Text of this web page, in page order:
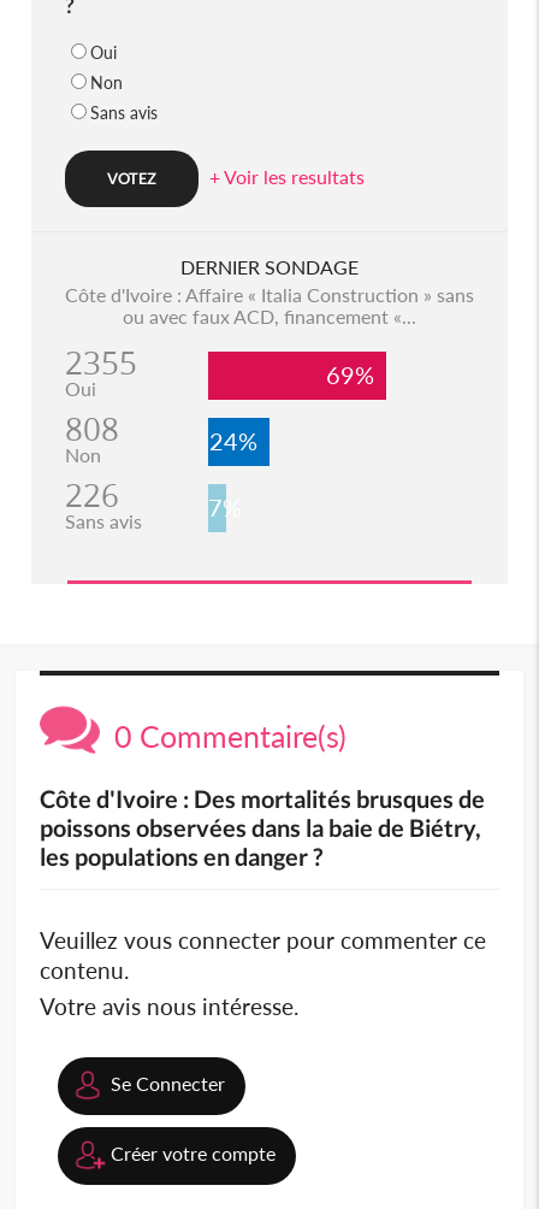
Oui
Non
Sans avis
+ Voir les resultats
DERNIER SONDAGE
Côte d'Ivoire : Affaire « Italia Construction » sans
ou avec faux ACD, financement «...
2355
Oui 69%
808
Non 24%
226
Sans avis 7%
0 Commentaire(s)
Côte d'Ivoire : Des mortalités brusques de
poissons observées dans la baie de Biétry,
les populations en danger ?
Veuillez vous connecter pour commenter ce
contenu.
Votre avis nous intéresse.
Se Connecter
Créer votre compte